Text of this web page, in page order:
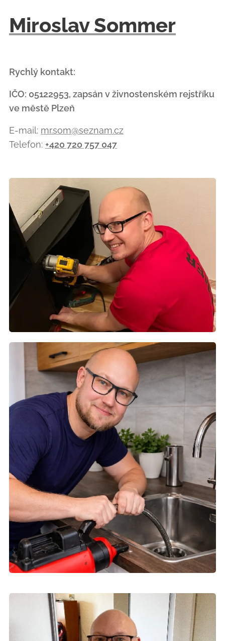
Miroslav Sommer
Rychlý kontakt:
IČO: 05122953, zapsán v živnostenském rejstříku
ve městě Plzeň
E-mail: mr.som@seznam.cz
Telefon: +420 720 757 047